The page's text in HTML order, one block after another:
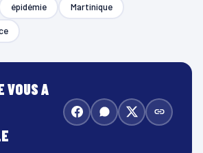
épidémie Martinique
VOUS A